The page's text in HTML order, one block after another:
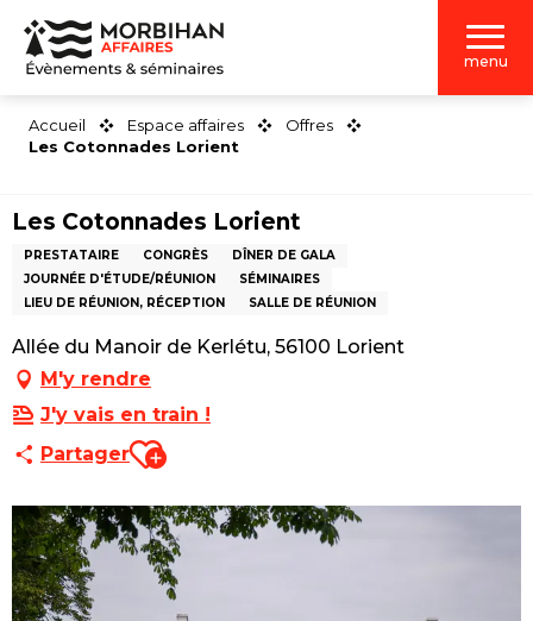
Aller
contenu
menu
Accueil Espace affaires
Offres
Les Cotonnades Lorient
Les Cotonnades Lorient
PRESTATAIRE CONGRÈS
DÎNER DE GALA
JOURNÉE D'ÉTUDE/RÉUNION
SÉMINAIRES
LIEU DE RÉUNION, RÉCEPTION
SALLE DE RÉUNION
Allée du Manoir de Kerlétu, 56100 Lorient
M'y rendre
J'y vais en train !
PartagerAjouter aux favoris